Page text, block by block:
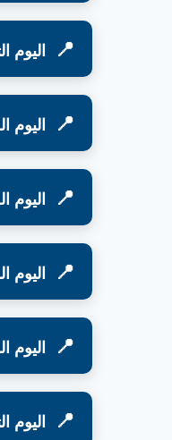
اليوم
اليوم
اليوم
اليوم
اليوم
اليوم